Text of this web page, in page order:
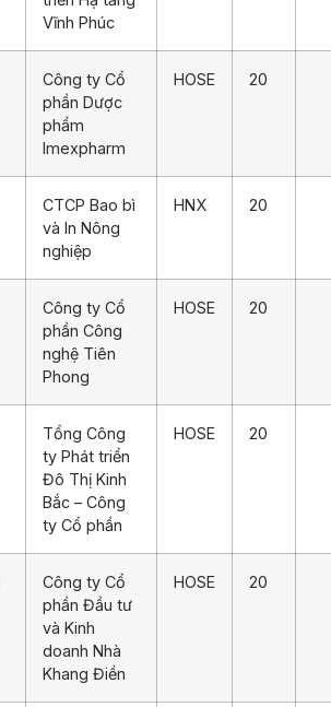
Vĩnh Phúc
Công ty Cổ
phần Dược
phẩm
Imexpharm
HOSE 20
CTCP Bao bì
và In Nông
nghiệp
HNX 20
Công ty Cổ
phần Công
nghệ Tiên
Phong
HOSE 20
Tổng Công
ty Phát triển
Đô Thị Kinh
Bắc – Công
ty Cổ phần
HOSE 20
Công ty Cổ
phần Đầu tư
và Kinh
doanh Nhà
Khang Điền
HOSE 20